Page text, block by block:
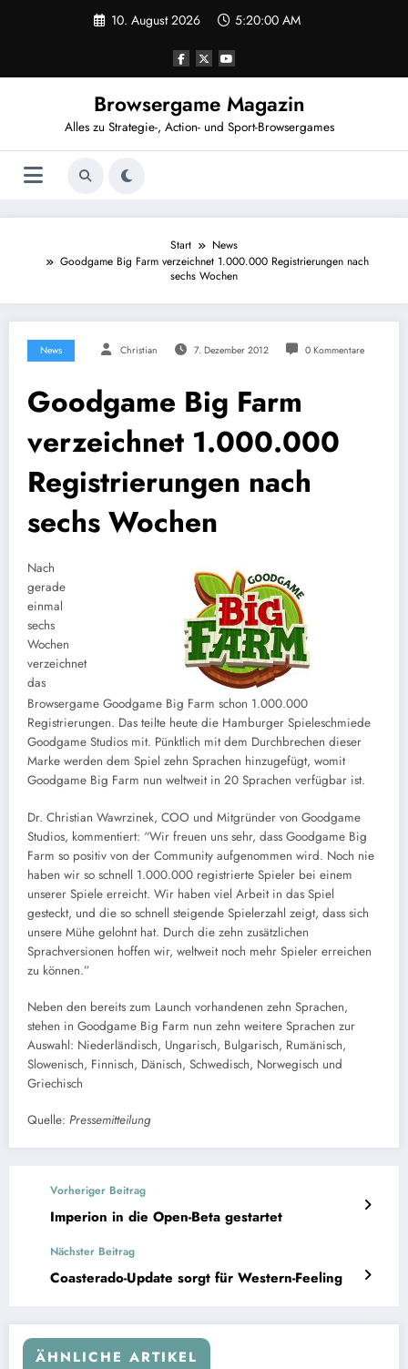
10. August 2026 5:20:01 AM
Browsergame Magazin
Alles zu Strategie-, Action- und Sport-Browsergames
Start
News
Goodgame Big Farm verzeichnet 1.000.000 Registrierungen nach
sechs Wochen
News Christian 7. Dezember 2012 0 Kommentare
Goodgame Big Farm
verzeichnet 1.000.000
Registrierungen nach
sechs Wochen
Nach
gerade
einmal
sechs
Wochen
verzeichnet
das
Browsergame Goodgame Big Farm schon 1.000.000
Registrierungen. Das teilte heute die Hamburger Spieleschmiede
Goodgame Studios mit. Pünktlich mit dem Durchbrechen dieser
Marke werden dem Spiel zehn Sprachen hinzugefügt, womit
Goodgame Big Farm nun weltweit in 20 Sprachen verfügbar ist.
Dr. Christian Wawrzinek, COO und Mitgründer von Goodgame
Studios, kommentiert: “Wir freuen uns sehr, dass Goodgame Big
Farm so positiv von der Community aufgenommen wird. Noch nie
haben wir so schnell 1.000.000 registrierte Spieler bei einem
unserer Spiele erreicht. Wir haben viel Arbeit in das Spiel
gesteckt, und die so schnell steigende Spielerzahl zeigt, dass sich
unsere Mühe gelohnt hat. Durch die zehn zusätzlichen
Sprachversionen hoffen wir, weltweit noch mehr Spieler erreichen
zu können.”
Neben den bereits zum Launch vorhandenen zehn Sprachen,
stehen in Goodgame Big Farm nun zehn weitere Sprachen zur
Auswahl: Niederländisch, Ungarisch, Bulgarisch, Rumänisch,
Slowenisch, Finnisch, Dänisch, Schwedisch, Norwegisch und
Griechisch
Quelle: Pressemitteilung
Vorheriger Beitrag
Imperion in die Open-Beta gestartet
Nächster Beitrag
Coasterado-Update sorgt für Western-Feeling
ÄHNLICHE ARTIKEL